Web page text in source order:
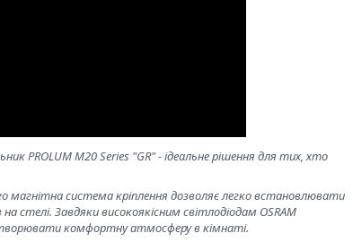
PROLUM M20 Series "GR" - ідеальне рішення для тих, хто
магнітна система кріплення дозволяє легко встановлювати
стелі. Завдяки високоякісним світлодіодам OSRAM
комфортну атмосферу в кімнаті.